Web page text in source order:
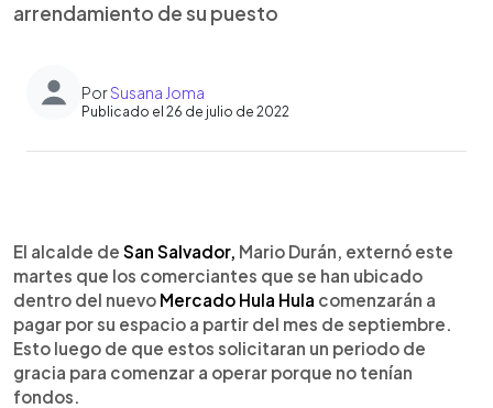
arrendamiento de su puesto
PorSusana Joma
Publicado el 26 de julio de 2022
► Escuchar artículo
El alcalde de San Salvador, Mario Durán, externó este
martes que los comerciantes que se han ubicado
dentro del nuevo Mercado Hula Hula comenzarán a
pagar por su espacio a partir del mes de septiembre.
Esto luego de que estos solicitaran un periodo de
gracia para comenzar a operar porque no tenían
fondos.